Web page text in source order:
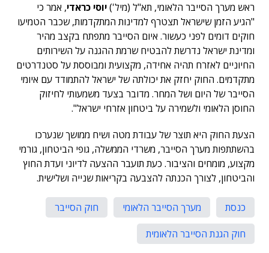
ראש מערך הסייבר הלאומי, תא"ל (מיל')יוסי כראדי, אמר כי
"הגיע הזמן שישראל תצטרף למדינות המתקדמות, שכבר הטמיעו
חוקים דומים לפני כעשור. איום הסייבר מתפתח בקצב מהיר
ומדינת ישראל נדרשת להבטיח שרמת ההגנה על השירותים
החיוניים לאזרח תהיה אחידה, מקצועית ומבוססת על סטנדרטים
מתקדמים. החוק יחזק את יכולתה של ישראל להתמודד עם איומי
הסייבר של היום ושל המחר. מדובר בצעד משמעותי לחיזוק
החוסן הלאומי ולשמירה על ביטחון אזרחי ישראל".
הצעת החוק היא תוצר של עבודת מטה ושיח ממושך שנערכו
בהשתתפות מערך הסייבר, משרדי הממשלה, גופי הביטחון, גורמי
מקצוע, מומחים והציבור. כעת תועבר ההצעה לדיוני ועדת החוץ
והביטחון, לצורך הכנתה להצבעה בקריאות שנייה ושלישית.
כנסת מערך הסייבר הלאומי
חוק הסייבר
חוק הגנת הסייבר הלאומית